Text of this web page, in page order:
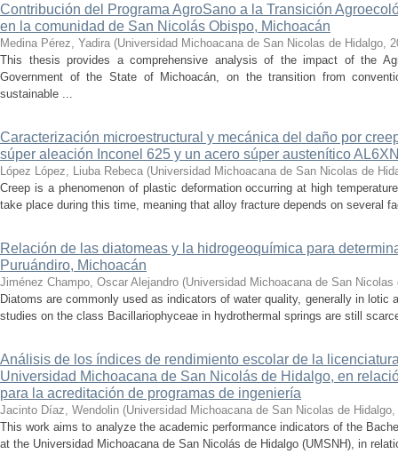
Contribución del Programa AgroSano a la Transición
en la comunidad de San Nicolás Obispo, Michoacán
Medina Pérez, Yadira (Universidad Michoacana de San Nicolas de Hidalgo,
This thesis provides a comprehensive analysis of the impact of the
Government of the State of Michoacán, on the transition from
sustainable ...
Caracterización microestructural y mecánica del daño por
súper aleación Inconel 625 y un acero súper austenítico
López López, Liuba Rebeca (Universidad Michoacana de San Nicolas de
Creep is a phenomenon of plastic deformation occurring at high
take place during this time, meaning that alloy fracture depends on several
Relación de las diatomeas y la hidrogeoquímica para
Puruándiro, Michoacán
Jiménez Champo, Oscar Alejandro (Universidad Michoacana de San Nicolas
Diatoms are commonly used as indicators of water quality, generally in
studies on the class Bacillariophyceae in hydrothermal springs are still
Análisis de los índices de rendimiento escolar de la
Universidad Michoacana de San Nicolás de Hidalgo, en
para la acreditación de programas de ingeniería
Jacinto Díaz, Wendolin (Universidad Michoacana de San Nicolas de Hidalgo,
This work aims to analyze the academic performance indicators of the
at the Universidad Michoacana de San Nicolás de Hidalgo (UMSNH), in